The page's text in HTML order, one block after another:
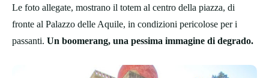
Le foto allegate, mostrano il totem al centro della piazza, di
fronte al Palazzo delle Aquile, in condizioni pericolose per i
passanti. Un boomerang, una pessima immagine di degrado.